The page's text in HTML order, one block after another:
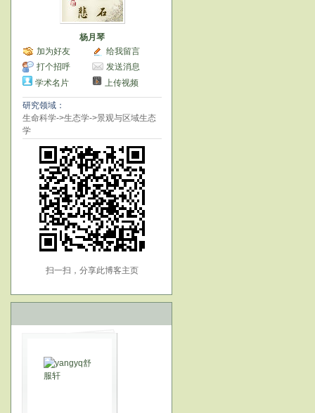
杨月琴
加为好友
给我留言
打个招呼
发送消息
学术名片
上传视频
研究领域：
生命科学->生态学->景观与区域生态
学
扫一扫，分享此博客主页